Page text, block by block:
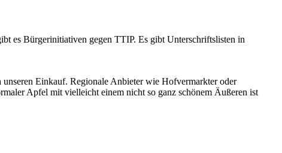
es Bürgerinitiativen gegen TTIP. Es gibt Unterschriftslisten in
Einkauf. Regionale Anbieter wie Hofvermarkter oder
Apfel mit vielleicht einem nicht so ganz schönem Äußeren ist